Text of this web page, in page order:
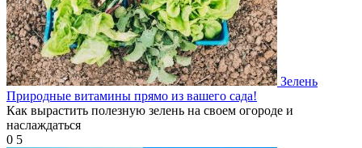
Зелень
Природные витамины прямо из вашего сада!
Как вырастить полезную зелень на своем огороде и
наслаждаться
0 5